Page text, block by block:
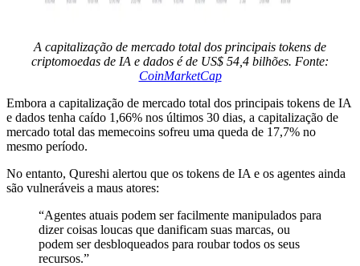
A capitalização de mercado total dos principais tokens de
criptomoedas de IA e dados é de US$ 54,4 bilhões. Fonte:
CoinMarketCap
Embora a capitalização de mercado total dos principais tokens de IA
e dados tenha caído 1,66% nos últimos 30 dias, a capitalização de
mercado total das memecoins sofreu uma queda de 17,7% no
mesmo período.
No entanto, Qureshi alertou que os tokens de IA e os agentes ainda
são vulneráveis a maus atores:
“Agentes atuais podem ser facilmente manipulados para
dizer coisas loucas que danificam suas marcas, ou
podem ser desbloqueados para roubar todos os seus
recursos.”